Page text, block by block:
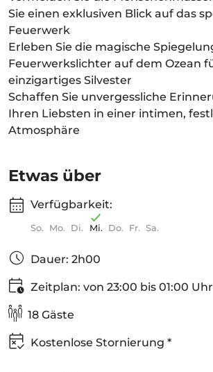
Sie einen exklusiven Blick auf das
Feuerwerk
Erleben Sie die magische
Feuerwerkslichter auf dem Ozean
einzigartiges Silvester
Schaffen Sie unvergessliche
Ihren Liebsten in einer intimen,
Atmosphäre
Etwas über
Verfügbarkeit:
So. Mo. Di. Mi. Do. Fr. Sa.
Dauer: 2h00
Zeitplan: von 23:00 bis 01:00 Uhr
18 Gäste
Kostenlose Stornierung *